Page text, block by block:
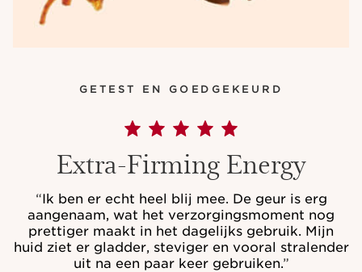
GETEST EN GOEDGEKEURD
Extra-Firming Energy
“Ik ben er echt heel blij mee. De geur is erg
aangenaam, wat het verzorgingsmoment nog
prettiger maakt in het dagelijks gebruik. Mijn
huid ziet er gladder, steviger en vooral stralender
uit na een paar keer gebruiken.”